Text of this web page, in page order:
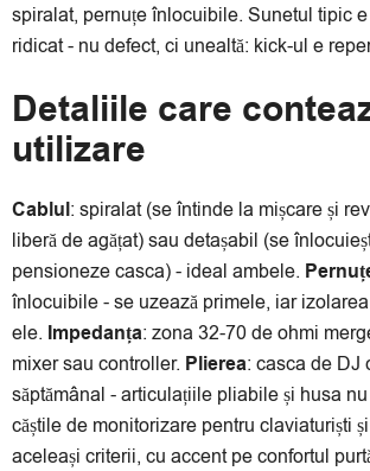
spiralat, pernuțe înlocuibile. Sunetul tipic
ridicat - nu defect, ci unealtă: kick-ul e
Detaliile care
utilizare
Cablul: spiralat (se întinde la mișcare și
liberă de agățat) sau detașabil (se
pensioneze casca) - ideal ambele.
înlocuibile - se uzează primele, iar
ele. Impedanța: zona 32-70 de ohmi
mixer sau controller. Plierea: casca de DJ
săptămânal - articulațiile pliabile și husa
căștile de monitorizare pentru claviaturiști
aceleași criterii, cu accent pe confortul